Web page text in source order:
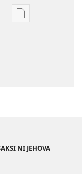
Opsiyon
NI JEHOVA